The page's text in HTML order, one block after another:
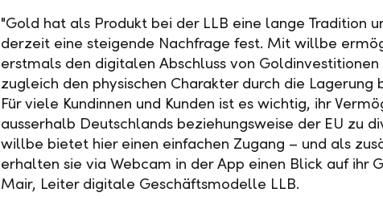
"Gold hat als Produkt bei der LLB eine lange Tradition
derzeit eine steigende Nachfrage fest. Mit willbe
erstmals den digitalen Abschluss von
zugleich den physischen Charakter durch die Lagerung
Für viele Kundinnen und Kunden ist es wichtig, ihr
ausserhalb Deutschlands beziehungsweise der EU zu
willbe bietet hier einen einfachen Zugang – und als
erhalten sie via Webcam in der App einen Blick auf ihr
Mair, Leiter digitale Geschäftsmodelle LLB.